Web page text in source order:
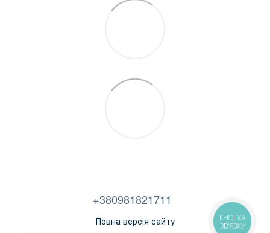
+380981821711
Повна версія сайту
КНОПКА
ЗВ'ЯЗКУ